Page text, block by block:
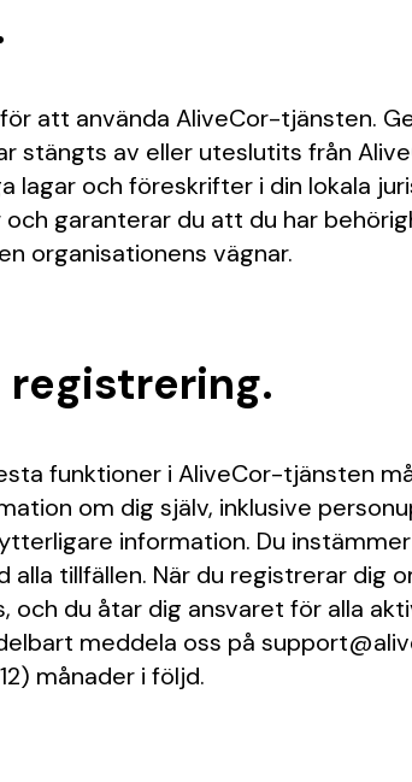
att använda AliveCor-tjänsten.
stängts av eller uteslutits från
lagar och föreskrifter i din lokala
garanterar du att du har
organisationens vägnar.
registrering.
funktioner i AliveCor-tjänsten
om dig själv, inklusive
information. Du
alla tillfällen. När du registrerar dig
och du åtar dig ansvaret för alla
meddela oss på
månader i följd.